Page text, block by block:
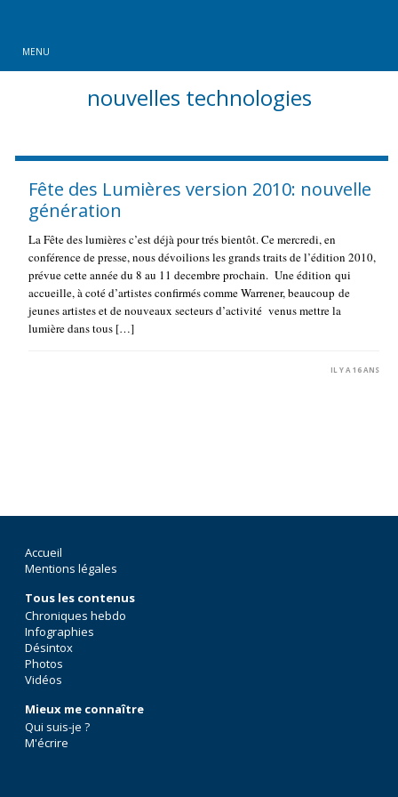
MENU
nouvelles technologies
Fête des Lumières version 2010: nouvelle
génération
La Fête des lumières c’est déjà pour trés bientôt. Ce mercredi, en
conférence de presse, nous dévoilions les grands traits de l’édition 2010,
prévue cette année du 8 au 11 decembre prochain. Une édition qui
accueille, à coté d’artistes confirmés comme Warrener, beaucoup de
jeunes artistes et de nouveaux secteurs d’activité venus mettre la
lumière dans tous […]
IL Y A 16 ANS
Accueil
Mentions légales
Tous les contenus
Chroniques hebdo
Infographies
Désintox
Photos
Vidéos
Mieux me connaître
Qui suis-je ?
M'écrire